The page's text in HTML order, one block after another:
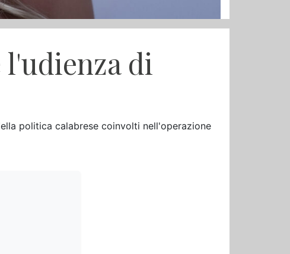
di
politica calabrese coinvolti nell'operazione